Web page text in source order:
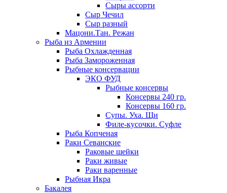
Сыры ассорти
Сыр Чечил
Сыр разный
Мацони.Тан. Режан
Рыба из Армении
Рыба Охлажденная
Рыба Замороженная
Рыбные консервации
ЭКО ФУД
Рыбные консервы
Консервы 240 гр.
Консервы 160 гр.
Супы. Уха. Щи
Филе-кусочки. Суфле
Рыба Копченая
Раки Севанские
Раковые шейки
Раки живые
Раки варенные
Рыбная Икра
Бакалея